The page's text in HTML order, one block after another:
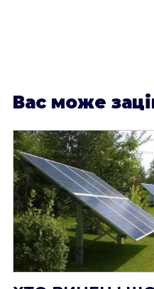
Вас може